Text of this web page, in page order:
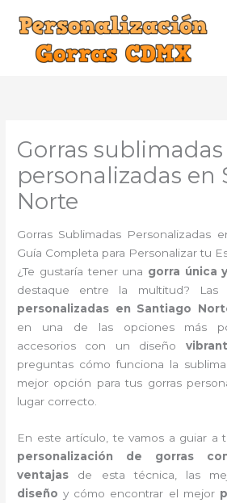
contenido
Gorras sublimadas
personalizadas en
Norte
Gorras Sublimadas Personalizadas
Guía Completa para Personalizar tu
¿Te gustaría tener una gorra única
destaque entre la multitud? Las
personalizadas en Santiago
en una de las opciones más
accesorios con un diseño
preguntas cómo funciona la
mejor opción para tus gorras
lugar correcto.
En este artículo, te vamos a guiar a
personalización de gorras
ventajas de esta técnica, las
diseño y cómo encontrar el mejor